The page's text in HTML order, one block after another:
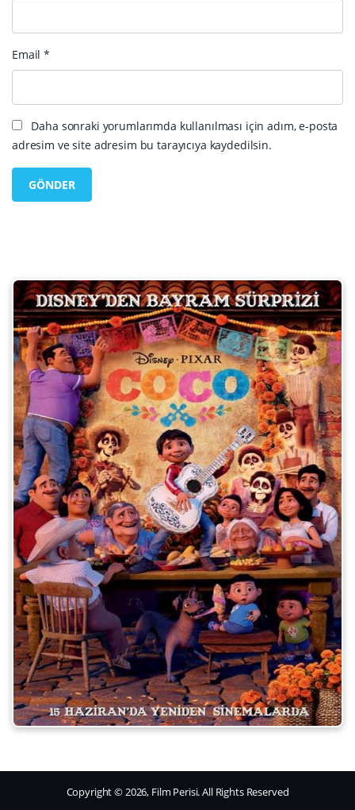
Email*
Daha sonraki yorumlarımda kullanılması için adım, e-posta
adresim ve site adresim bu tarayıcıya kaydedilsin.
Copyright © 2026, Film Perisi. All Rights Reserved